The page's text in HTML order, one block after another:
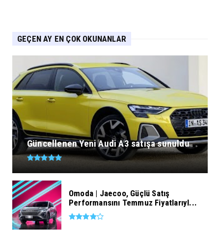
GEÇEN AY EN ÇOK OKUNANLAR
Güncellenen Yeni Audi A3 satışa sunuldu
Omoda | Jaecoo, Güçlü Satış
Performansını Temmuz Fiyatlarıyl...